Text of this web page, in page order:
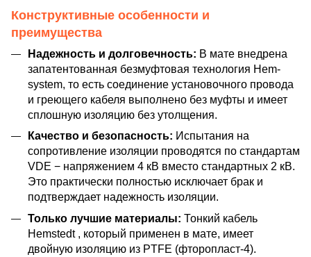
Конструктивные особенности и
преимущества
Надежность и долговечность: В мате внедрена
запатентованная безмуфтовая технология Hem-
system, то есть соединение установочного провода
и греющего кабеля выполнено без муфты и имеет
сплошную изоляцию без утолщения.
Качество и безопасность: Испытания на
сопротивление изоляции проводятся по стандартам
VDE − напряжением 4 кВ вместо стандартных 2 кВ.
Это практически полностью исключает брак и
подтверждает надежность изоляции.
Только лучшие материалы: Тонкий кабель
Hemstedt , который применен в мате, имеет
двойную изоляцию из PTFE (фторопласт-4).